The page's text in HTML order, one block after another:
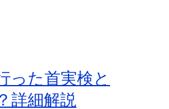
った首実検と
詳細解説